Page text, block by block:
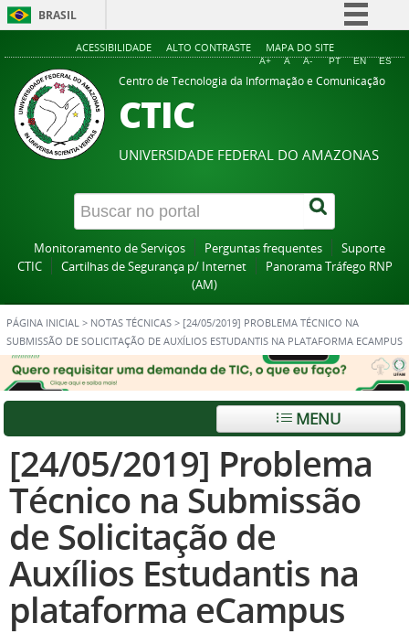
BRASIL
Simplifique!
Comunica BR
Legislação
Canais
ACESSIBILIDADE ALTO CONTRASTE MAPA DO SITE
A+ A A- PT EN ES
Centro de Tecnologia da Informação e Comunicação
CTIC
UNIVERSIDADE FEDERAL DO AMAZONAS
Monitoramento de Serviços Perguntas frequentes
Suporte
CTIC
Cartilhas de Segurança p/ Internet
Panorama Tráfego RNP
(AM)
PÁGINA INICIAL > NOTAS TÉCNICAS > [24/05/2019] PROBLEMA TÉCNICO NA
SUBMISSÃO DE SOLICITAÇÃO DE AUXÍLIOS ESTUDANTIS NA PLATAFORMA ECAMPUS
MENU
[24/05/2019] Problema
Técnico na Submissão
de Solicitação de
Auxílios Estudantis na
plataforma eCampus